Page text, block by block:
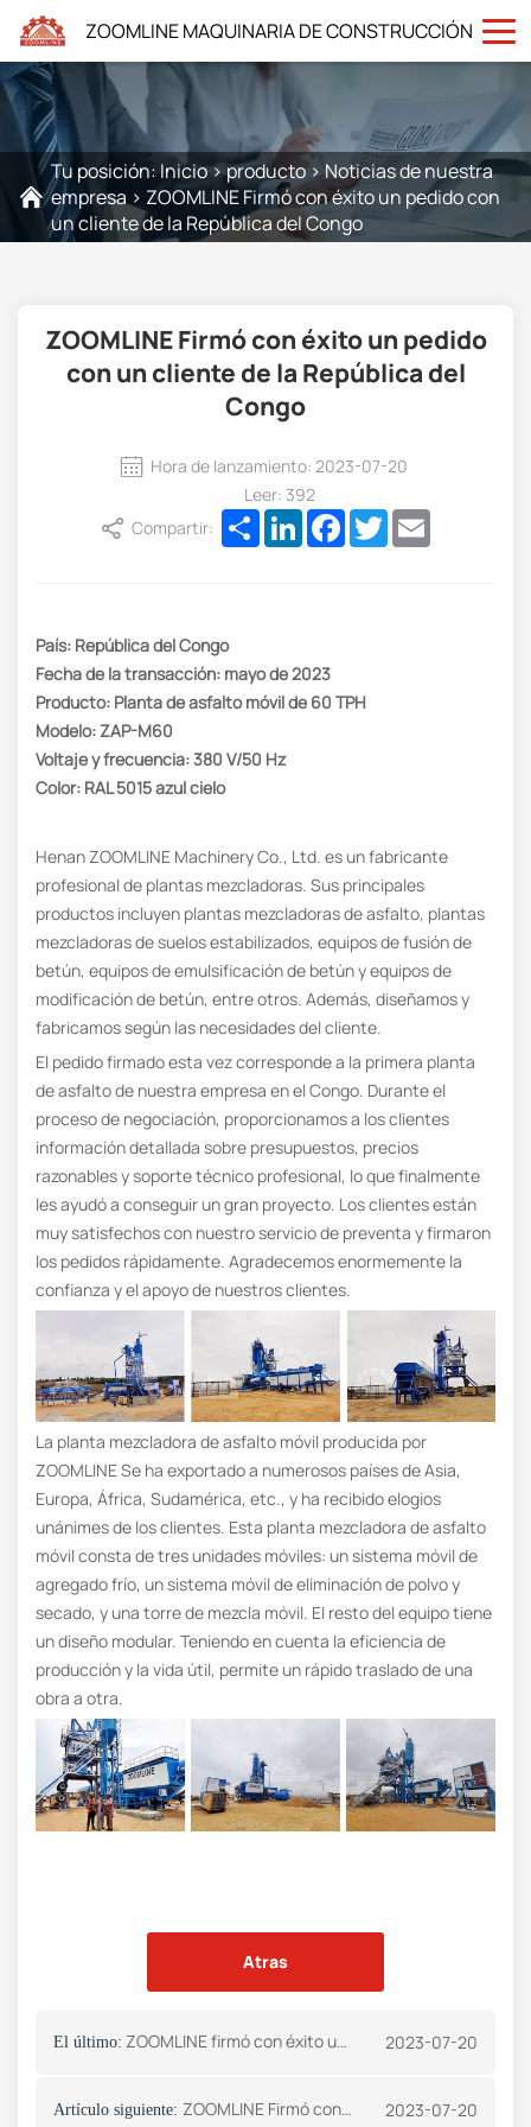
ZOOMLINE MAQUINARIA DE CONSTRUCCIÓN
Tu posición: Inicio>producto>Noticias de nuestra
empresa > ZOOMLINE Firmó con éxito un pedido con
un cliente de la República del Congo
ZOOMLINE Firmó con éxito un pedido
con un cliente de la República del
Congo
Hora de lanzamiento: 2023-07-20
Leer: 392
Compartir:
ShareLinkedInFacebook
Twitter
País: República del Congo
Fecha de la transacción: mayo de 2023
Producto: Planta de asfalto móvil de 60 TPH
Modelo: ZAP-M60
Voltaje y frecuencia: 380 V/50 Hz
Color: RAL 5015 azul cielo
Henan ZOOMLINE Machinery Co., Ltd. es un fabricante
profesional de plantas mezcladoras. Sus principales
productos incluyen plantas mezcladoras de asfalto, plantas
mezcladoras de suelos estabilizados, equipos de fusión de
betún, equipos de emulsificación de betún y equipos de
modificación de betún, entre otros. Además, diseñamos y
fabricamos según las necesidades del cliente.
El pedido firmado esta vez corresponde a la primera planta
de asfalto de nuestra empresa en el Congo. Durante el
proceso de negociación, proporcionamos a los clientes
información detallada sobre presupuestos, precios
razonables y soporte técnico profesional, lo que finalmente
les ayudó a conseguir un gran proyecto. Los clientes están
muy satisfechos con nuestro servicio de preventa y firmaron
los pedidos rápidamente. Agradecemos enormemente la
confianza y el apoyo de nuestros clientes.
La planta mezcladora de asfalto móvil producida por
ZOOMLINE Se ha exportado a numerosos países de Asia,
Europa, África, Sudamérica, etc., y ha recibido elogios
unánimes de los clientes. Esta planta mezcladora de asfalto
móvil consta de tres unidades móviles: un sistema móvil de
agregado frío, un sistema móvil de eliminación de polvo y
secado, y una torre de mezcla móvil. El resto del equipo tiene
un diseño modular. Teniendo en cuenta la eficiencia de
producción y la vida útil, permite un rápido traslado de una
obra a otra.
Atras
El último: ZOOMLINE firmó con éxito un pedido con un cliente angoleño 2023-07-20
Artículo siguiente: ZOOMLINE Firmó con éxito un pedido con un cliente de Vietnam 2023-07-20